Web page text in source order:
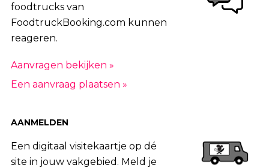
foodtrucks van
FoodtruckBooking.com kunnen
reageren.
Aanvragen bekijken »
Een aanvraag plaatsen »
AANMELDEN
Een digitaal visitekaartje op dé
site in jouw vakgebied. Meld je